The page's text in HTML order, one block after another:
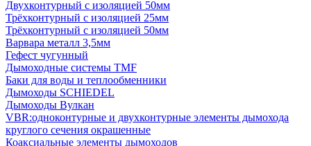
Двухконтурный с изоляцией 50мм
Трёхконтурный с изоляцией 25мм
Трёхконтурный с изоляцией 50мм
Варвара металл 3,5мм
Гефест чугунный
Дымоходные системы TMF
Баки для воды и теплообменники
Дымоходы SCHIEDEL
Дымоходы Вулкан
VBR:одноконтурные и двухконтурные элементы дымохода
круглого сечения окрашенные
Коаксиальные элементы дымоходов